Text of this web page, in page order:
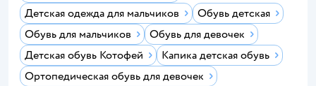
Детская одежда для мальчиков
Обувь детская
Обувь для мальчиков
Обувь для девочек
Детская обувь Котофей
Капика детская обувь
Ортопедическая обувь для девочек